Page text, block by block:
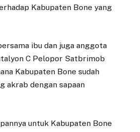
Kabupaten Bone yang
ibu dan juga anggota
C Pelopor Satbrimob
Kabupaten Bone sudah
akrab dengan sapaan
untuk Kabupaten Bone